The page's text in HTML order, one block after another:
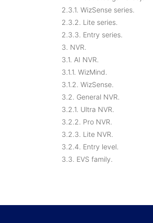
2.3.1. WizSense series.
2.3.2. Lite series.
2.3.3. Entry series.
3. NVR.
3.1. AI NVR.
3.1.1. WizMind.
3.1.2. WizSense.
3.2. General NVR.
3.2.1. Ultra NVR.
3.2.2. Pro NVR.
3.2.3. Lite NVR.
3.2.4. Entry level.
3.3. EVS family.